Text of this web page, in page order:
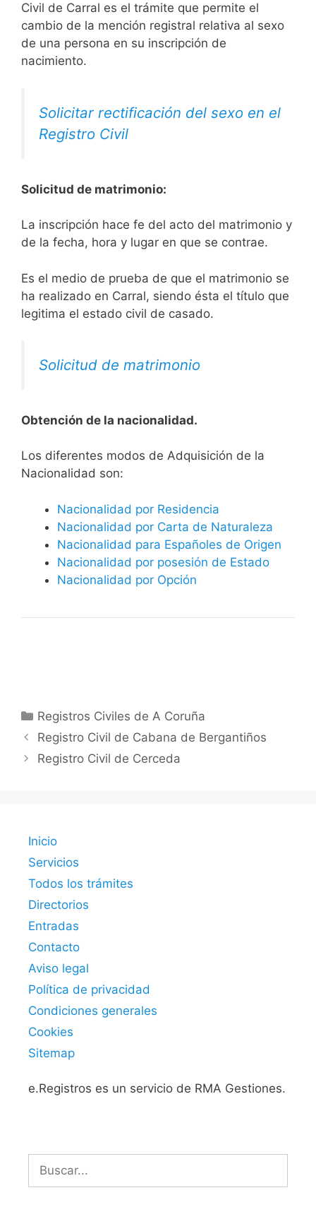
Civil de Carral es el trámite que permite el
cambio de la mención registral relativa al sexo
de una persona en su inscripción de
nacimiento.
Solicitar rectificación del sexo en el
Registro Civil
Solicitud de matrimonio:
La inscripción hace fe del acto del matrimonio y
de la fecha, hora y lugar en que se contrae.
Es el medio de prueba de que el matrimonio se
ha realizado en Carral, siendo ésta el título que
legitima el estado civil de casado.
Solicitud de matrimonio
Obtención de la nacionalidad.
​​​Los diferentes modos de Adquisición de la
Nacionalidad son:
Nacionalidad por Residencia
Nacionalidad por Carta de Naturaleza
Nacionalidad para Españoles de Origen
Nacionalidad por posesión de Estado
Nacionalidad por Opción
Categorías
Registros Civiles de A Coruña
Registro Civil de Cabana de Bergantiños
Registro Civil de Cerceda
Inicio
Servicios
Todos los trámites
Directorios
Entradas
Contacto
Aviso legal
Política de privacidad
Condiciones generales
Cookies
Sitemap
e.Registros es un servicio de RMA Gestiones.
Buscar: